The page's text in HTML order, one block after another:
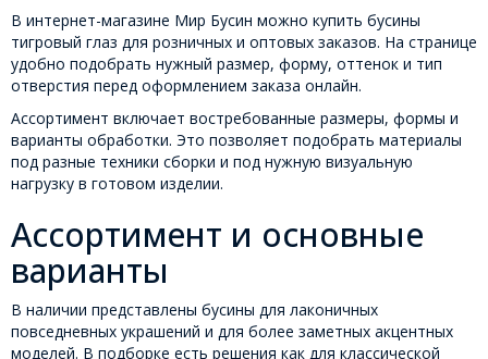
В интернет-магазине Мир Бусин можно купить бусины
тигровый глаз для розничных и оптовых заказов. На странице
удобно подобрать нужный размер, форму, оттенок и тип
отверстия перед оформлением заказа онлайн.
Ассортимент включает востребованные размеры, формы и
варианты обработки. Это позволяет подобрать материалы
под разные техники сборки и под нужную визуальную
нагрузку в готовом изделии.
Ассортимент и основные
варианты
В наличии представлены бусины для лаконичных
повседневных украшений и для более заметных акцентных
моделей. В подборке есть решения как для классической